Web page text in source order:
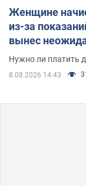
Женщине
из-за
вынес
Нужно ли платить
8.08.2026 14:43